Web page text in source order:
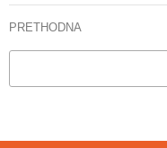
PRETHODNA